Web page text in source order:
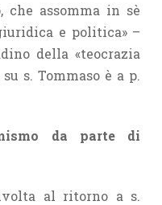
che assomma in sè
e politica» –
della «teocrazia
s. Tommaso è a p.
da parte di
al ritorno a s.